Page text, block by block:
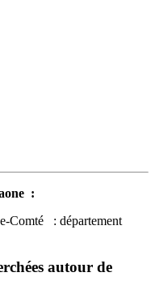
:
Comté : département
autour de